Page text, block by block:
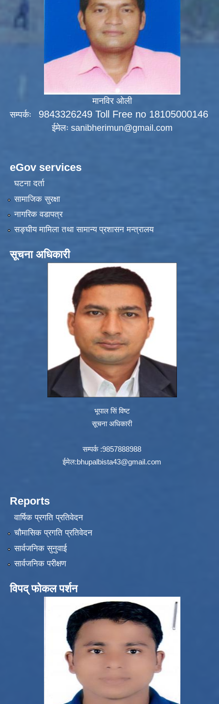
मानविर ओली
सम्पर्कः 9843326249 Toll Free no 18105000146
ईमेलः sanibherimun@gmail.com
eGov services
घटना दर्ता
सामाजिक सुरक्षा
नागरिक वडापत्र
सङ्‍घीय मामिला तथा सामान्य प्रशासन मन्त्रालय
सूचना अधिकारी
भूपाल सिं विष्ट
सूचना अधिकारी
सम्पर्क :9857888988
ईमेल:bhupalbista43@gmail.com
Reports
वार्षिक प्रगति प्रतिवेदन
चौमासिक प्रगति प्रतिवेदन
सार्वजनिक सुनुवाई
सार्वजनिक परीक्षण
विपद् फोकल पर्शन